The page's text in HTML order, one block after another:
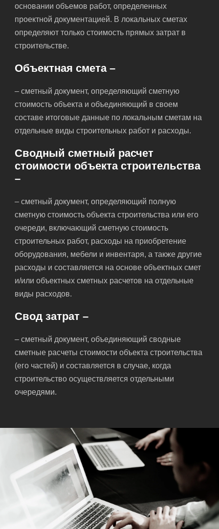
основании объемов работ, определенных
проектной документацией. В локальных сметах
определяют только стоимость прямых затрат в
строительстве.
Объектная смета –
– сметный документ, определяющий сметную
стоимость объекта и объединяющий в своем
составе итоговые данные по локальным сметам на
отдельные виды строительных работ и расходы.
Сводный сметный расчет
стоимости объекта строительства
–
– сметный документ, определяющий полную
сметную стоимость объекта строительства или его
очереди, включающий сметную стоимость
строительных работ, расходы на приобретение
оборудования, мебели и инвентаря, а также другие
расходы и составляется на основе объектных смет
и/или объектных сметных расчетов на отдельные
виды расходов.
Свод затрат –
– сметный документ, объединяющий сводные
сметные расчеты стоимости объекта строительства
(его частей) и составляется в случае, когда
строительство осуществляется отдельными
очередями.